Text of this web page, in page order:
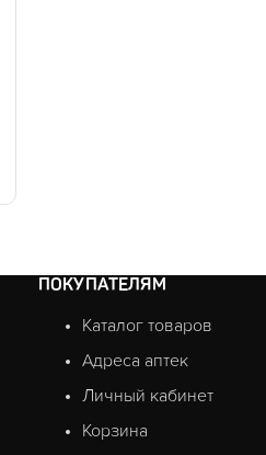
ПОКУПАТЕЛЯМ
Каталог товаров
Адреса аптек
Личный кабинет
Корзина